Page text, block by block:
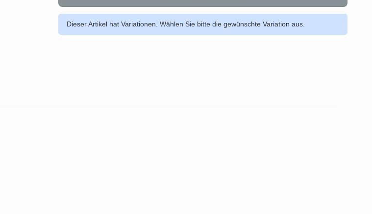
Dieser Artikel hat Variationen. Wählen Sie bitte die gewünschte Variation aus.